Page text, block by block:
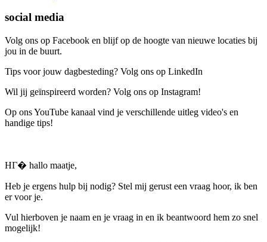
social media
Volg ons op Facebook en blijf op de hoogte van nieuwe locaties bij
jou in de buurt.
Tips voor jouw dagbesteding? Volg ons op LinkedIn
Wil jij geïnspireerd worden? Volg ons op Instagram!
Op ons YouTube kanaal vind je verschillende uitleg video's en
handige tips!
HГ� hallo maatje,
Heb je ergens hulp bij nodig? Stel mij gerust een vraag hoor, ik ben
er voor je.
Vul hierboven je naam en je vraag in en ik beantwoord hem zo snel
mogelijk!